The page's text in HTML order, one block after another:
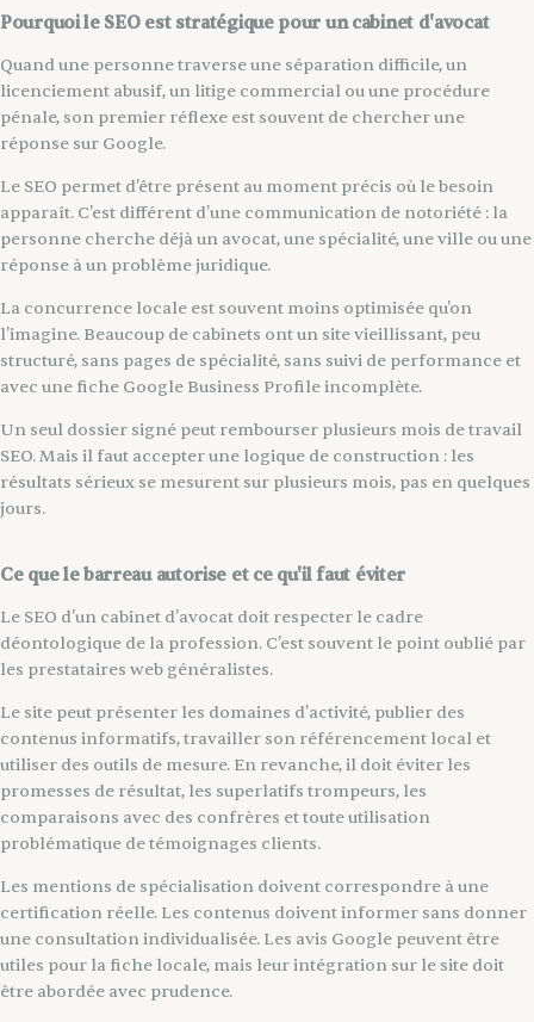
Pourquoi le SEO est stratégique pour un cabinet d'avocat
Quand une personne traverse une séparation difficile, un
licenciement abusif, un litige commercial ou une procédure
pénale, son premier réflexe est souvent de chercher une
réponse sur Google.
Le SEO permet d'être présent au moment précis où le besoin
apparaît. C'est différent d'une communication de notoriété : la
personne cherche déjà un avocat, une spécialité, une ville ou une
réponse à un problème juridique.
La concurrence locale est souvent moins optimisée qu'on
l'imagine. Beaucoup de cabinets ont un site vieillissant, peu
structuré, sans pages de spécialité, sans suivi de performance et
avec une fiche Google Business Profile incomplète.
Un seul dossier signé peut rembourser plusieurs mois de travail
SEO. Mais il faut accepter une logique de construction : les
résultats sérieux se mesurent sur plusieurs mois, pas en quelques
jours.
Ce que le barreau autorise et ce qu'il faut éviter
Le SEO d'un cabinet d'avocat doit respecter le cadre
déontologique de la profession. C'est souvent le point oublié par
les prestataires web généralistes.
Le site peut présenter les domaines d'activité, publier des
contenus informatifs, travailler son référencement local et
utiliser des outils de mesure. En revanche, il doit éviter les
promesses de résultat, les superlatifs trompeurs, les
comparaisons avec des confrères et toute utilisation
problématique de témoignages clients.
Les mentions de spécialisation doivent correspondre à une
certification réelle. Les contenus doivent informer sans donner
une consultation individualisée. Les avis Google peuvent être
utiles pour la fiche locale, mais leur intégration sur le site doit
être abordée avec prudence.